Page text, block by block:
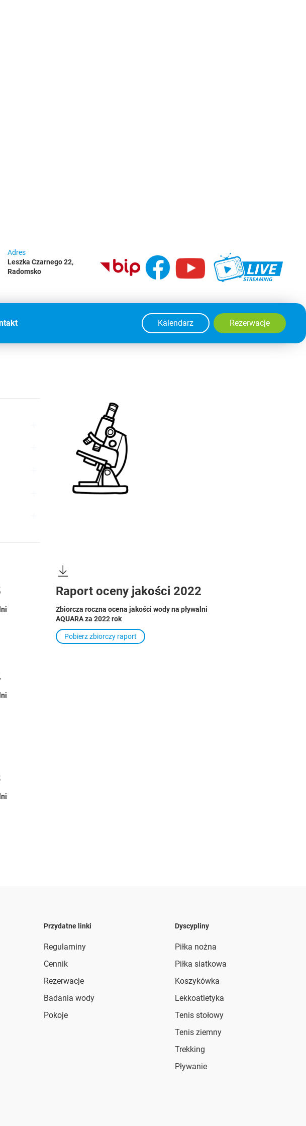
Adres
Leszka Czarnego 22,
Radomsko
Kalendarz Rezerwacje
Raport oceny jakości 2022
Zbiorcza roczna ocena jakości wody na pływalni
AQUARA za 2022 rok
Pobierz zbiorczy raport
Przydatne linki
Regulaminy
Cennik
Rezerwacje
Badania wody
Pokoje
Dyscypliny
Piłka nożna
Piłka siatkowa
Koszykówka
Lekkoatletyka
Tenis stołowy
Tenis ziemny
Trekking
Pływanie